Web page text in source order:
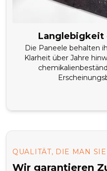
Langlebigkeit
Die Paneele behalten
Klarheit über Jahre
QUALITÄT, DIE MAN
Wir garantieren